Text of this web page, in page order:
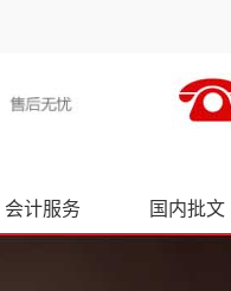
会计服务 国内批文